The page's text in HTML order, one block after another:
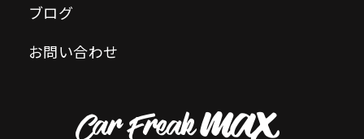
ブログ
お問い合わせ